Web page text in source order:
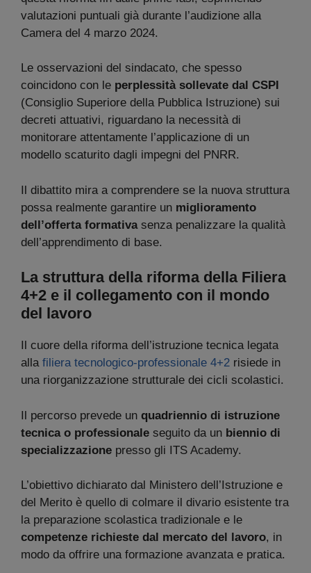
valutazioni puntuali già durante l’audizione alla
Camera del 4 marzo 2024.
Le osservazioni del sindacato, che spesso
coincidono con le perplessità sollevate dal CSPI
(Consiglio Superiore della Pubblica Istruzione) sui
decreti attuativi, riguardano la necessità di
monitorare attentamente l’applicazione di un
modello scaturito dagli impegni del PNRR.
Il dibattito mira a comprendere se la nuova struttura
possa realmente garantire un miglioramento
dell’offerta formativasenza penalizzare la qualità
dell’apprendimento di base.
La struttura della riforma della Filiera
4+2 e il collegamento con il mondo
del lavoro
Il cuore della riforma dell’istruzione tecnica legata
alla filiera tecnologico-professionale 4+2 risiede in
una riorganizzazione strutturale dei cicli scolastici.
Il percorso prevede un quadriennio di istruzione
tecnica o professionale seguito da un biennio di
specializzazione presso gli ITS Academy.
L’obiettivo dichiarato dal Ministero dell’Istruzione e
del Merito è quello di colmare il divario esistente tra
la preparazione scolastica tradizionale e le
competenze richieste dal mercato del lavoro, in
modo da offrire una formazione avanzata e pratica.